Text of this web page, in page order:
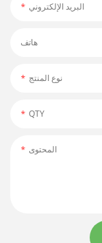
البريد الإلكتروني
هاتف
نوع المنتج
QTY
المحتوى